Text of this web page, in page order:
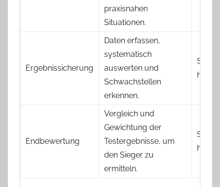
praxisnahen
Situationen.
Ergebnissicherung
Daten erfassen,
systematisch
auswerten und
Schwachstellen
erkennen.
Sehr
hoch
Endbewertung
Vergleich und
Gewichtung der
Testergebnisse, um
den Sieger zu
ermitteln.
Sehr
hoch